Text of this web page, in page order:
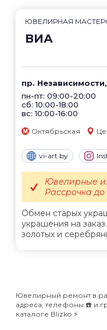
ЮВЕЛИРНАЯ
ВИА
пр.
пн-пт: 09:00-20:00
сб: 10:00-18:00
вс: 10:00-16:00
Октябрьская
vi-art.by
Обмен старых
украшения на
золотых и
Ювелирные
Рассрочка
Ювелирный ремонт в
адреса, телефоны ☎️ и
каталоге Blizko ⚡️